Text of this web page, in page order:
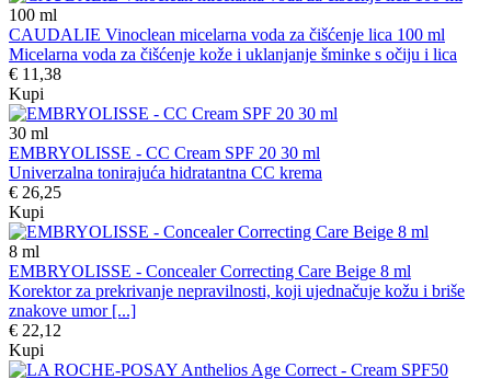
100 ml
CAUDALIE Vinoclean micelarna voda za čišćenje lica 100 ml
Micelarna voda za čišćenje kože i uklanjanje šminke s očiju i lica
€ 11,38
Kupi
30 ml
EMBRYOLISSE - CC Cream SPF 20 30 ml
Univerzalna tonirajuća hidratantna CC krema
€ 26,25
Kupi
8 ml
EMBRYOLISSE - Concealer Correcting Care Beige 8 ml
Korektor za prekrivanje nepravilnosti, koji ujednačuje kožu i briše
znakove umor [...]
€ 22,12
Kupi